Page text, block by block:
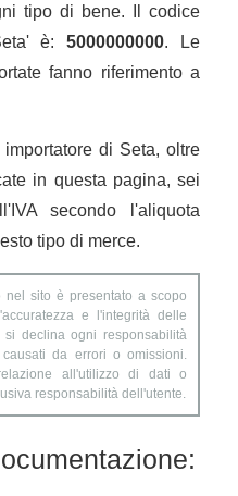
tipo di bene. Il codice
è:5000000000. Le
fanno riferimento a
di Seta, oltre
in questa pagina, sei
secondo l'aliquota
tipo di merce.
nel sito è presentato a scopo
e l'integrità delle
si declina ogni responsabilità
da errori o omissioni.
all'utilizzo di dati o
responsabilità dell'utente.